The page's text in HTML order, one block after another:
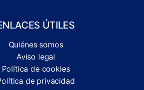
ÚTILES
Quiénes somos
Aviso legal
Política de cookies
de privacidad